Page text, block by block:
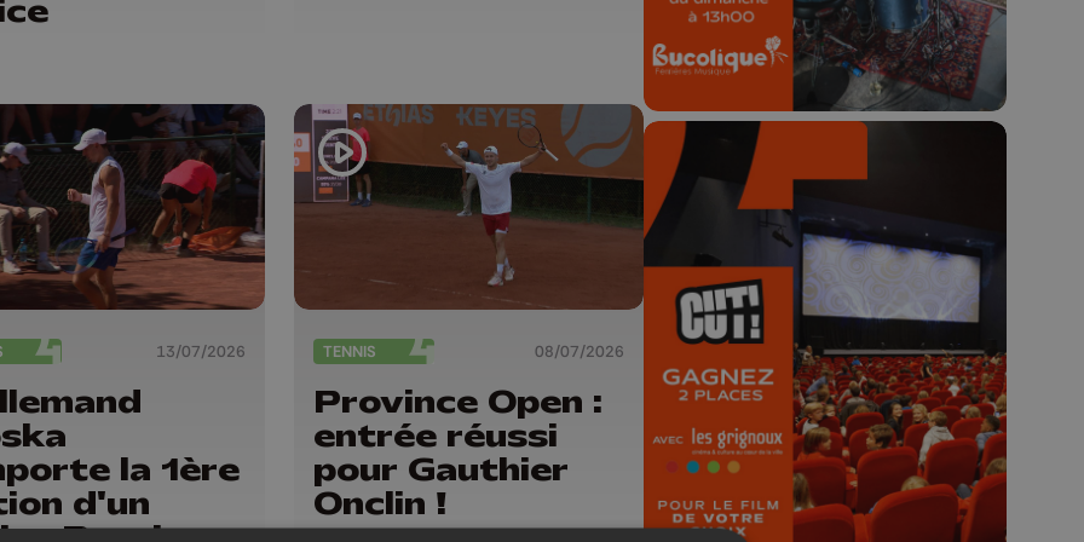
13/07/2026
la 1ère
d'un
TENNIS 08/07/2026
Province Open :
entrée réussi
pour Gauthier
Onclin !
🎬 Concours CUT x
Les Grignoux ✨
Concours permanent - 2 places à
gagner chaque semaine !